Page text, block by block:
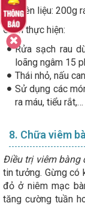
Nguyên liệu: 200g
Cách thực hiện:
Rửa sạch rau
loãng ngâm 15
Thái nhỏ, nấu
Sử dụng các
ra máu, tiểu rắt,…
8. Chữa viêm
Điều trị viêm bàng
tin tưởng. Gừng có
đỏ ở niêm mạc
tăng cường tuần